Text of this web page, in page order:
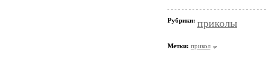
Рубрики: приколы
Метки: прикол